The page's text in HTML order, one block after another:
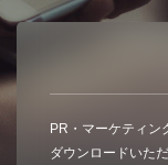
PR・マーケティン
ダウンロードいただ